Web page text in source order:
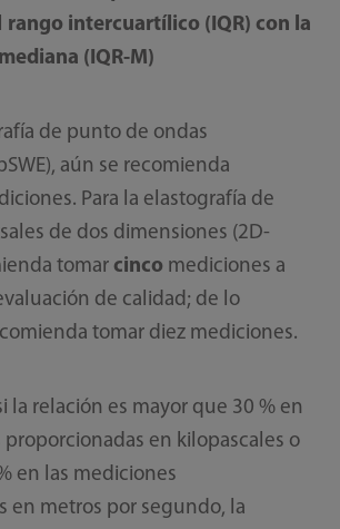
rango intercuartílico (IQR) con la
(IQR-M)
de punto de ondas
aún se recomienda
Para la elastografía de
de dos dimensiones (2D-
tomar cinco mediciones a
de calidad; de lo
tomar diez mediciones.
la relación es mayor que 30 % en
proporcionadas en kilopascales o
en las mediciones
en metros por segundo, la